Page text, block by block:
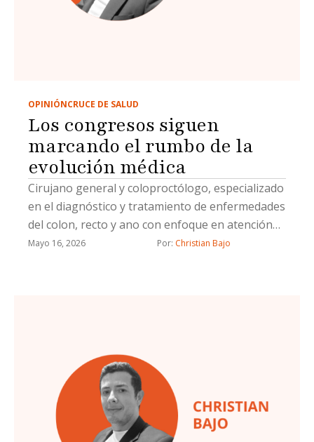
OPINIÓNCRUCE DE SALUD
Los congresos siguen
marcando el rumbo de la
evolución médica
Cirujano general y coloproctólogo, especializado
en el diagnóstico y tratamiento de enfermedades
del colon, recto y ano con enfoque en atención
integral y precisión quirúrgica
Mayo 16, 2026 Por: Christian Bajo